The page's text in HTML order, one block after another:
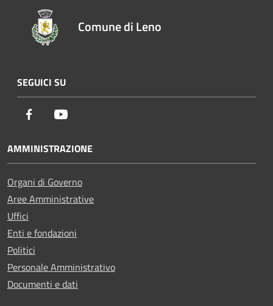
Comune di Leno
SEGUICI SU
Facebook
AMMINISTRAZIONE
Organi di Governo
Aree Amministrative
Uffici
Enti e fondazioni
Politici
Personale Amministrativo
Documenti e dati